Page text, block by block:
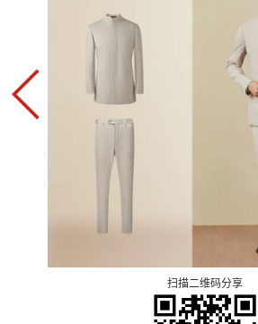
扫描二维码分享